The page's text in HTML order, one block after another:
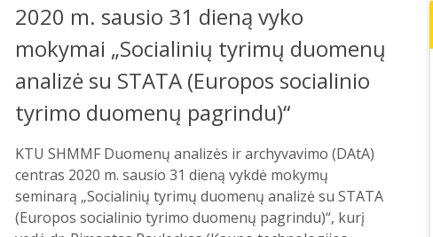
2020 m. sausio 31 dieną vyko
mokymai „Socialinių tyrimų duomenų
analizė su STATA (Europos socialinio
tyrimo duomenų pagrindu)“
KTU SHMMF Duomenų analizės ir archyvavimo (DAtA)
centras 2020 m. sausio 31 dieną vykdė mokymų
seminarą „Socialinių tyrimų duomenų analizė su STATA
(Europos socialinio tyrimo duomenų pagrindu)“, kurį